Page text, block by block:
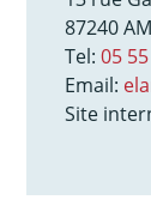
87240
Tel:05
Email:
Site